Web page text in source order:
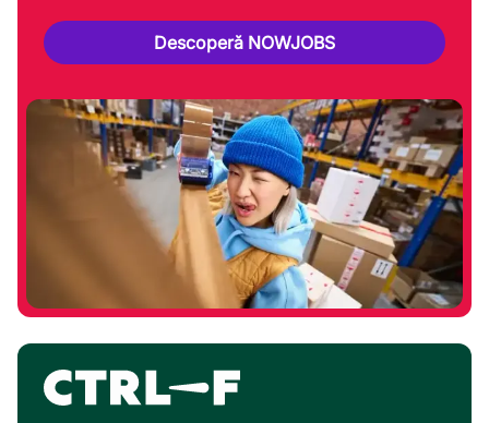
Descoperă NOWJOBS